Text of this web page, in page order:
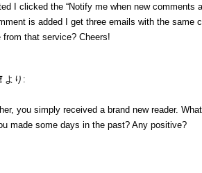
I clicked the “Notify me when new comments
is added I get three emails with the same
that service? Cheers!
より:
you simply received a brand new reader.
made some days in the past? Any positive?